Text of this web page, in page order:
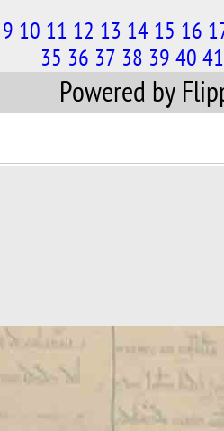
9 10 11 12 13 14 15 16
35 36 37 38 39 40 41
Powered by